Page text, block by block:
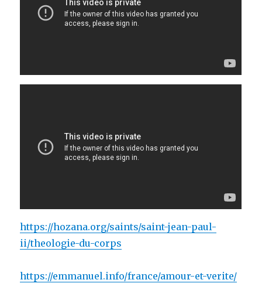
https://hozana.org/saints/saint-jean-paul-
ii/theologie-du-corps
https://emmanuel.info/france/amour-et-verite/